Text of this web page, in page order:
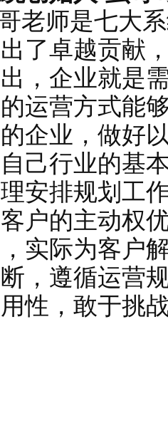
器械实操
-李校、马总
以多种变应
溶液，帮助
及配比计量
照，相对应
算用量比例
括器械的保
进行全面实
标准，从而